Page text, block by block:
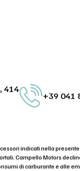
414
+39 041
indicati nella
Campello Motors
di carburante e alle